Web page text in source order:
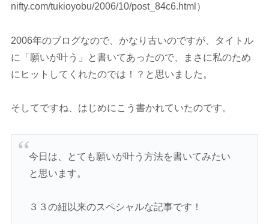
nifty.com/tukioyobu/2006/10/post_84c6.html）
2006年のブログなので、かなり古いのですが、タイトル
に「願いが叶う」と書いてあったので、まさに私のため
にヒットしてくれたのでは！？と思いました。
そしてですね、はじめにこう書かれていたのです。
今日は、とても願いが叶う方法を書いてみたい
と思います。
３３の紐以来のスペシャルな記事です！